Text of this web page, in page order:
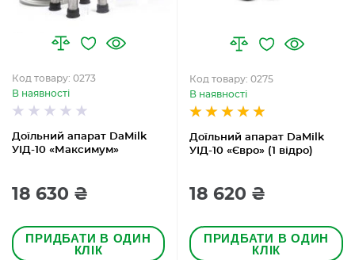
Доїльний апарат DaMilk
УІД-10 «Максимум»
Код товару: 0273
В наявності
18 630 ₴
ПРИДБАТИ В ОДИН
КЛІК
Доїльний апарат DaMilk
УІД-10 «Євро» (1 відро)
Код товару: 0275
В наявності
18 620 ₴
ПРИДБАТИ В ОДИН
КЛІК